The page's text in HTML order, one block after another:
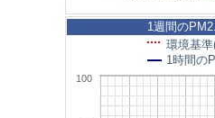
100
1週間の
環境基
1時間の